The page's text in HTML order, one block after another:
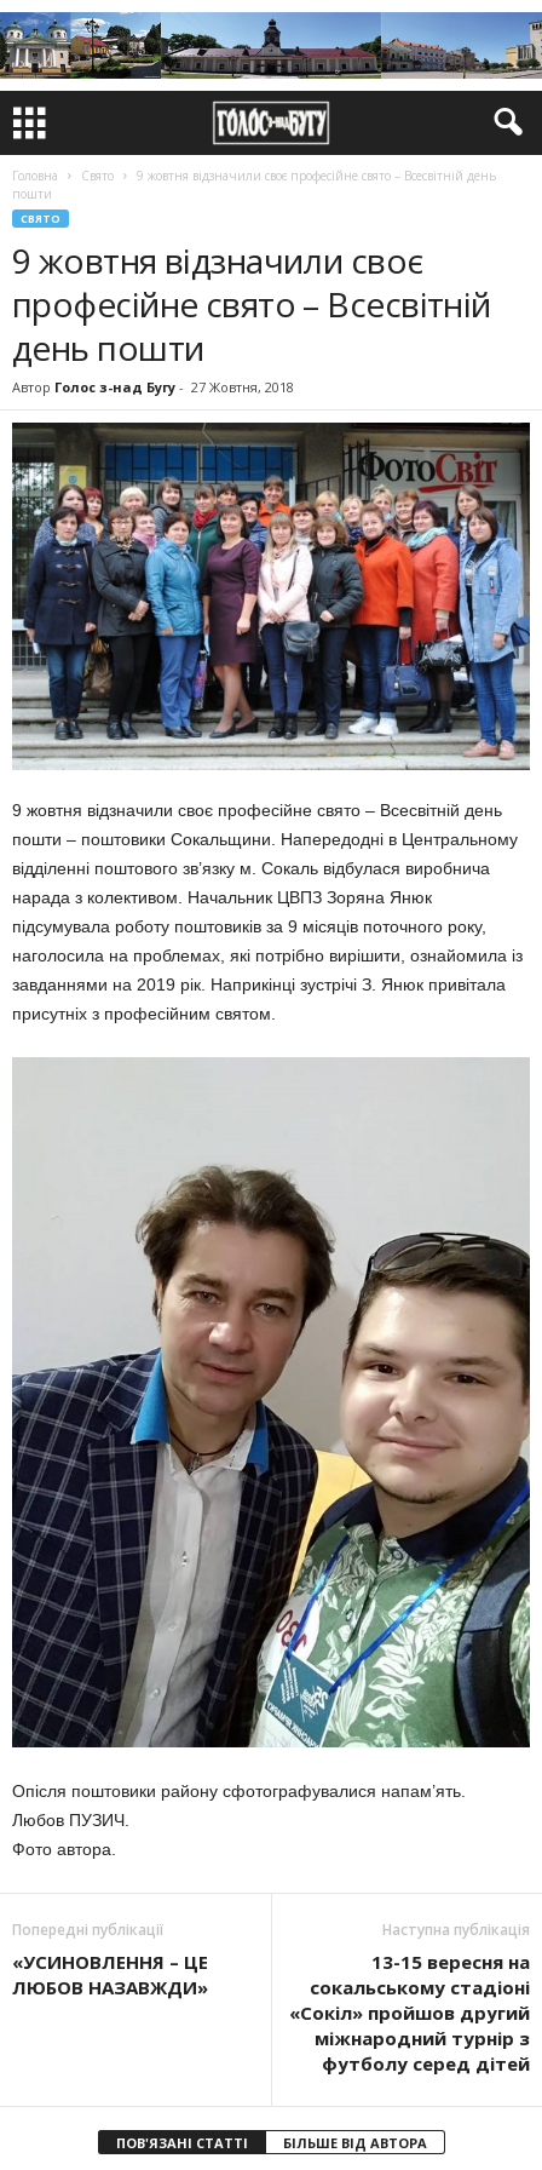
Головна Свято
9 жовтня відзначили своє професійне свято – Всесвітній день
пошти
СВЯТО
9 жовтня відзначили своє
професійне свято – Всесвітній
день пошти
Автор Голос з-над Бугу - 27 Жовтня, 2018
9 жовтня відзначили своє професійне свято – Всесвітній день
пошти – поштовики Сокальщини. Напередодні в Центральному
відділенні поштового зв’язку м. Сокаль відбулася виробнича
нарада з колективом. Начальник ЦВПЗ Зоряна Янюк
підсумувала роботу поштовиків за 9 місяців поточного року,
наголосила на проблемах, які потрібно вирішити, ознайомила із
завданнями на 2019 рік. Наприкінці зустрічі З. Янюк привітала
присутніx з професійним святом.
Опісля поштовики району сфотографувалися напам’ять.
Любов ПУЗИЧ.
Фото автора.
Попередні публікації
«УСИНОВЛЕННЯ – ЦЕ
ЛЮБОВ НАЗАВЖДИ»
Наступна публікація
13-15 вересня на
сокальському стадіоні
«Сокіл» пройшов другий
міжнародний турнір з
футболу серед дітей
ПОВ'ЯЗАНІ СТАТТІ БІЛЬШЕ ВІД АВТОРА